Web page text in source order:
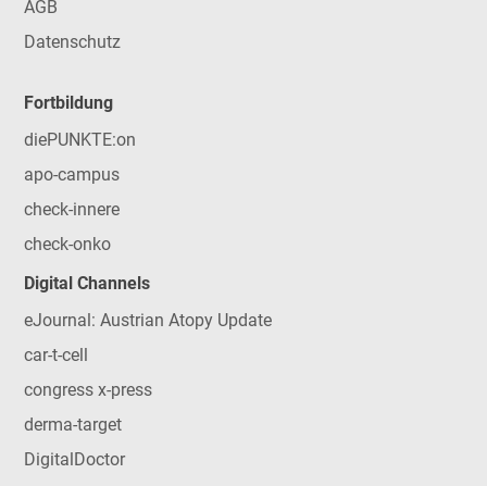
AGB
Datenschutz
Fortbildung
diePUNKTE:on
apo-campus
check-innere
check-onko
Digital Channels
eJournal: Austrian Atopy Update
car-t-cell
congress x-press
derma-target
DigitalDoctor